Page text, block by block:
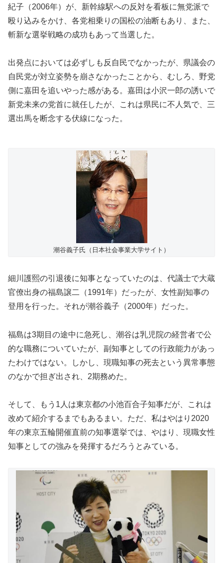
紀子（2006年）が、新幹線駅への反対を看板に無党派で
殴り込みをかけ、各党相乗りの国松の油断もあり、また、
斬新な選挙戦略の成功もあって当選した。
出発点においては必ずしも反自民でなかったが、県議会の
自民党が対立姿勢を崩さなかったことから、むしろ、野党
側に嘉田を追いやった感がある。嘉田は小沢一郎の誘いで
新党未来の党首に就任したが、これは県民に不人気で、三
選出馬を断念する伏線になった。
潮谷義子氏（日本社会事業大学サイト）
細川護熙の引退後に知事となっていたのは、代議士で大蔵
官僚出身の福島譲二（1991年）だったが、女性副知事の
登用を行った。それが潮谷義子（2000年）だった。
福島は3期目の途中に急死し、潮谷は乳児院の経営者で公
的な職務についていたが、副知事としての行政能力があっ
たわけではない。しかし、現職知事の死去という異常事態
のなかで担ぎ出され、2期務めた。
そして、もう1人は東京都の小池百合子知事だが、これは
改めて紹介するまでもあるまい。ただ、私はやはり2020
年の東京五輪開催直前の知事選挙では、やはり、現職女性
知事としての強みを発揮するだろうとみている。